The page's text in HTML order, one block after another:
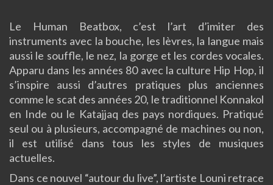
Le Human Beatbox, c’est l’art d’imiter des
instruments avec la bouche, les lèvres, la langue mais
aussi le souffle, le nez, la gorge et les cordes vocales.
Apparu dans les années 80 avec la culture Hip Hop, il
s’inspire aussi d’autres pratiques plus anciennes
comme le scat des années 20, le traditionnel Konnakol
en Inde ou le Katajjaq des pays nordiques. Pratiqué
seul ou à plusieurs, accompagné de machines ou non,
il est utilisé dans tous les styles de musiques
actuelles.
Dans ce nouvel “autour du live”, l’artiste Louni retrace